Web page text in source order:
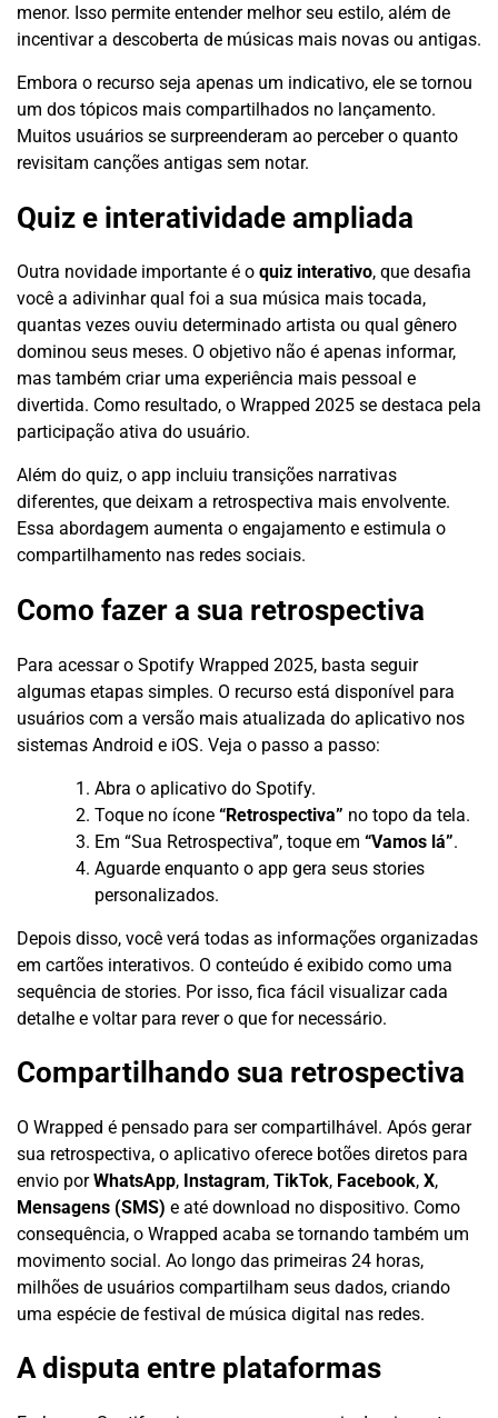
menor. Isso permite entender melhor seu estilo, além de
incentivar a descoberta de músicas mais novas ou antigas.
Embora o recurso seja apenas um indicativo, ele se tornou
um dos tópicos mais compartilhados no lançamento.
Muitos usuários se surpreenderam ao perceber o quanto
revisitam canções antigas sem notar.
Quiz e interatividade ampliada
Outra novidade importante é o quiz interativo, que desafia
você a adivinhar qual foi a sua música mais tocada,
quantas vezes ouviu determinado artista ou qual gênero
dominou seus meses. O objetivo não é apenas informar,
mas também criar uma experiência mais pessoal e
divertida. Como resultado, o Wrapped 2025 se destaca pela
participação ativa do usuário.
Além do quiz, o app incluiu transições narrativas
diferentes, que deixam a retrospectiva mais envolvente.
Essa abordagem aumenta o engajamento e estimula o
compartilhamento nas redes sociais.
Como fazer a sua retrospectiva
Para acessar o Spotify Wrapped 2025, basta seguir
algumas etapas simples. O recurso está disponível para
usuários com a versão mais atualizada do aplicativo nos
sistemas Android e iOS. Veja o passo a passo:
Abra o aplicativo do Spotify.
Toque no ícone “Retrospectiva” no topo da tela.
Em “Sua Retrospectiva”, toque em “Vamos lá”.
Aguarde enquanto o app gera seus stories
personalizados.
Depois disso, você verá todas as informações organizadas
em cartões interativos. O conteúdo é exibido como uma
sequência de stories. Por isso, fica fácil visualizar cada
detalhe e voltar para rever o que for necessário.
Compartilhando sua retrospectiva
O Wrapped é pensado para ser compartilhável. Após gerar
sua retrospectiva, o aplicativo oferece botões diretos para
envio porWhatsApp, Instagram, TikTok, Facebook, X,
Mensagens (SMS) e até download no dispositivo. Como
consequência, o Wrapped acaba se tornando também um
movimento social. Ao longo das primeiras 24 horas,
milhões de usuários compartilham seus dados, criando
uma espécie de festival de música digital nas redes.
A disputa entre plataformas